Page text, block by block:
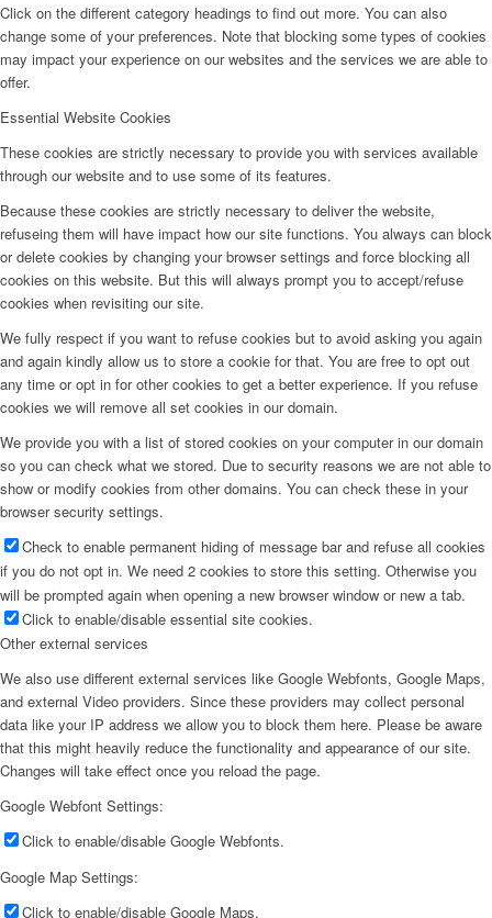
Click on the different category headings to find out more. You can also
change some of your preferences. Note that blocking some types of cookies
may impact your experience on our websites and the services we are able to
offer.
Essential Website Cookies
These cookies are strictly necessary to provide you with services available
through our website and to use some of its features.
Because these cookies are strictly necessary to deliver the website,
refuseing them will have impact how our site functions. You always can block
or delete cookies by changing your browser settings and force blocking all
cookies on this website. But this will always prompt you to accept/refuse
cookies when revisiting our site.
We fully respect if you want to refuse cookies but to avoid asking you again
and again kindly allow us to store a cookie for that. You are free to opt out
any time or opt in for other cookies to get a better experience. If you refuse
cookies we will remove all set cookies in our domain.
We provide you with a list of stored cookies on your computer in our domain
so you can check what we stored. Due to security reasons we are not able to
show or modify cookies from other domains. You can check these in your
browser security settings.
Check to enable permanent hiding of message bar and refuse all cookies
if you do not opt in. We need 2 cookies to store this setting. Otherwise you
will be prompted again when opening a new browser window or new a tab.
Click to enable/disable essential site cookies.
Other external services
We also use different external services like Google Webfonts, Google Maps,
and external Video providers. Since these providers may collect personal
data like your IP address we allow you to block them here. Please be aware
that this might heavily reduce the functionality and appearance of our site.
Changes will take effect once you reload the page.
Google Webfont Settings:
Click to enable/disable Google Webfonts.
Google Map Settings:
Click to enable/disable Google Maps.